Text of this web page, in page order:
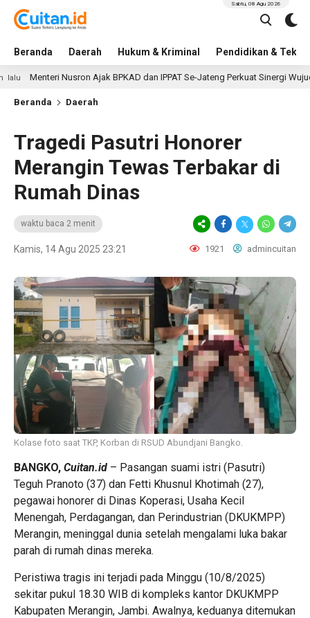
Beranda Daerah Hukum & Kriminal Pendidikan &
Sabtu, 08 Agu 2026
Nusron Ajak BPKAD dan IPPAT Se-Jateng Perkuat Sinergi Wujudkan
Beranda Daerah
Tragedi Pasutri Honorer
Merangin Tewas Terbakar di
Rumah Dinas
waktu baca 2 menit
Kamis, 14 Agu 2025 23:21 1921 admincuitan
Kolase foto saat TKP, Korban di RSUD Abundjani Bangko.
BANGKO, Cuitan.id – Pasangan suami istri (Pasutri)
Teguh Pranoto (37) dan Fetti Khusnul Khotimah (27),
pegawai honorer di Dinas Koperasi, Usaha Kecil
Menengah, Perdagangan, dan Perindustrian (DKUKMPP)
Merangin, meninggal dunia setelah mengalami luka bakar
parah di rumah dinas mereka.
Peristiwa tragis ini terjadi pada Minggu (10/8/2025)
sekitar pukul 18.30 WIB di kompleks kantor DKUKMPP
Kabupaten Merangin, Jambi. Awalnya, keduanya ditemukan